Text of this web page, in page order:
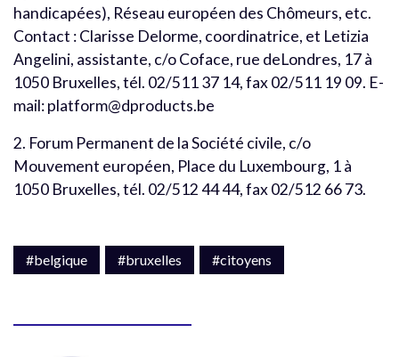
handicapées), Réseau européen des Chômeurs, etc.
Contact : Clarisse Delorme, coordinatrice, et Letizia
Angelini, assistante, c/o Coface, rue deLondres, 17 à
1050 Bruxelles, tél. 02/511 37 14, fax 02/511 19 09. E-
mail: platform@dproducts.be
2. Forum Permanent de la Société civile, c/o
Mouvement européen, Place du Luxembourg, 1 à
1050 Bruxelles, tél. 02/512 44 44, fax 02/512 66 73.
#belgique #bruxelles #citoyens